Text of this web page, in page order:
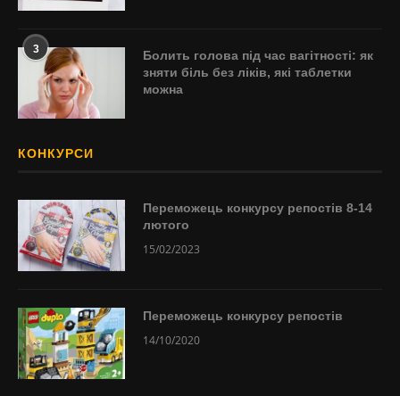
3
Болить голова під час вагітності: як
зняти біль без ліків, які таблетки
можна
КОНКУРСИ
Переможець конкурсу репостів 8-14
лютого
15/02/2023
Переможець конкурсу репостів
14/10/2020